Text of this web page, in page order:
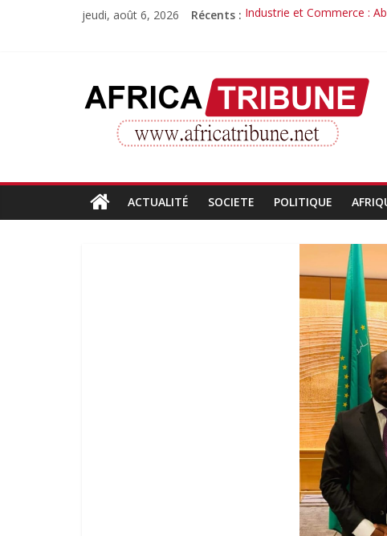
jeudi, août 6, 2026 Récents : Industrie et Commerce :
Djiba Diakité reconduit :
Le parcours inspirant d’un
AfricaTribune
d'informations
ACTUALITÉ SOCIETE POLITIQUE